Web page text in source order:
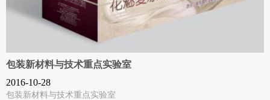
包装新材料与技术重点实验室
2016-10-28
包装新材料与技术重点实验室